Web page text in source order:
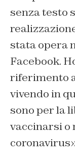
senza testo
stata opera
Facebook.
riferimento
vivendo in
sono per la
vaccinarsi o